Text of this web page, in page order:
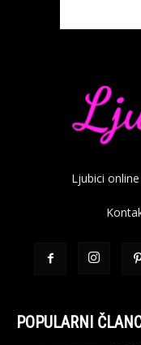
Ljubici
POPULARNI